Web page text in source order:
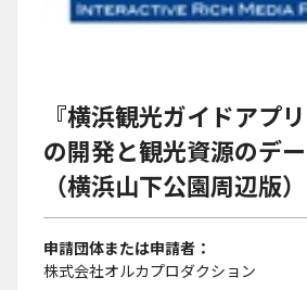
『横浜観光ガイドアプ
の開発と観光資源のデ
（横浜山下公園周辺版）
申請団体または申請者
株式会社オルカプロダクション